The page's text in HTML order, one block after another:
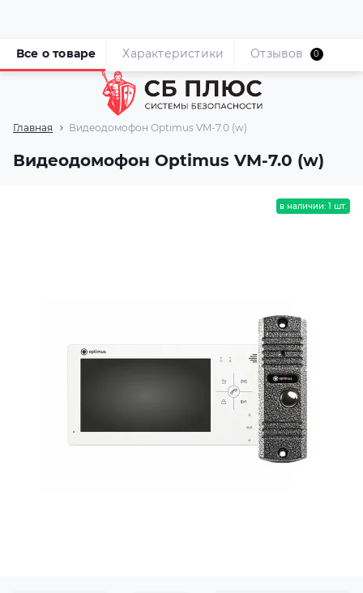
Главная Видеодомофон Optimus VM-7.0 (w)
Видеодомофон Optimus VM-7.0 (w)
Все о товаре Характеристики Отзывов 0
в наличии: 1 шт.